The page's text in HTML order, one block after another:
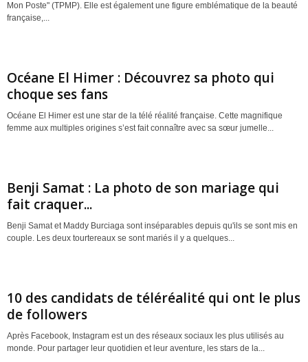
Mon Poste" (TPMP). Elle est également une figure emblématique de la beauté
française,...
Océane El Himer : Découvrez sa photo qui
choque ses fans
Océane El Himer est une star de la télé réalité française. Cette magnifique
femme aux multiples origines s’est fait connaître avec sa sœur jumelle...
Benji Samat : La photo de son mariage qui
fait craquer...
Benji Samat et Maddy Burciaga sont inséparables depuis qu'ils se sont mis en
couple. Les deux tourtereaux se sont mariés il y a quelques...
10 des candidats de téléréalité qui ont le plus
de followers
Après Facebook, Instagram est un des réseaux sociaux les plus utilisés au
monde. Pour partager leur quotidien et leur aventure, les stars de la...